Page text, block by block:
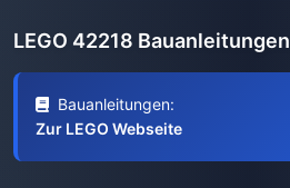
LEGO 42218 Bauanleitungen
Bauanleitungen:
Zur LEGO Webseite